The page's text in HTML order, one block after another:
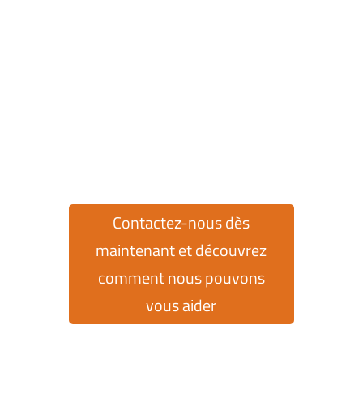
Contactez-nous dès
maintenant et découvrez
comment nous pouvons
vous aider